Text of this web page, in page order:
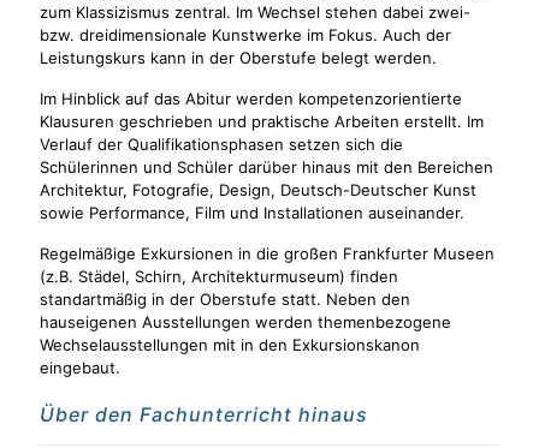
zum Klassizismus zentral. Im Wechsel stehen dabei zwei-
bzw. dreidimensionale Kunstwerke im Fokus. Auch der
Leistungskurs kann in der Oberstufe belegt werden.
Im Hinblick auf das Abitur werden kompetenzorientierte
Klausuren geschrieben und praktische Arbeiten erstellt. Im
Verlauf der Qualifikationsphasen setzen sich die
Schülerinnen und Schüler darüber hinaus mit den Bereichen
Architektur, Fotografie, Design, Deutsch-Deutscher Kunst
sowie Performance, Film und Installationen auseinander.
Regelmäßige Exkursionen in die großen Frankfurter Museen
(z.B. Städel, Schirn, Architekturmuseum) finden
standartmäßig in der Oberstufe statt. Neben den
hauseigenen Ausstellungen werden themenbezogene
Wechselausstellungen mit in den Exkursionskanon
eingebaut.
Über den Fachunterricht hinaus